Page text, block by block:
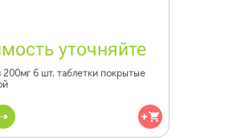
уточняйте
6 шт. таблетки покрытые